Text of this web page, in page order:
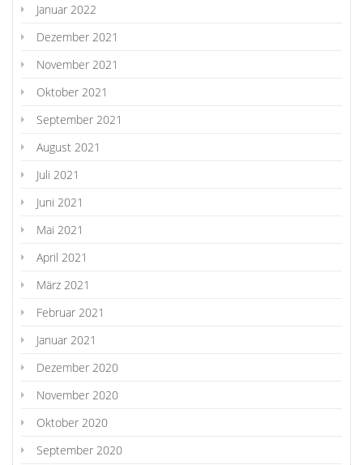
Januar 2022
Dezember 2021
November 2021
Oktober 2021
September 2021
August 2021
Juli 2021
Juni 2021
Mai 2021
April 2021
März 2021
Februar 2021
Januar 2021
Dezember 2020
November 2020
Oktober 2020
September 2020